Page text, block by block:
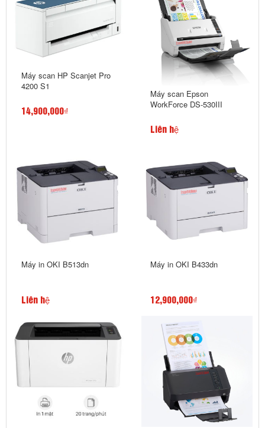
Máy scan HP Scanjet Pro
4200 S1
14,900,000₫
Máy scan Epson
WorkForce DS-530III
Liên hệ
Máy in OKI B513dn
Liên hệ
Máy in OKI B433dn
12,900,000₫